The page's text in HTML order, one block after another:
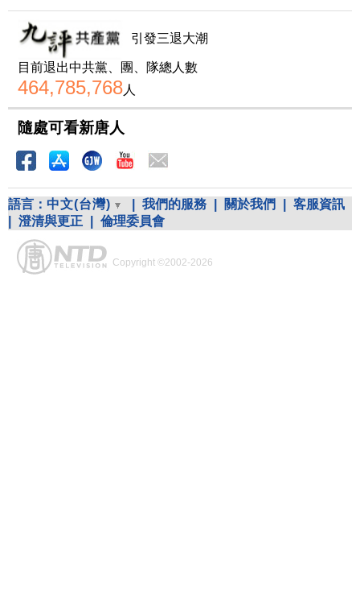
引發三退大潮
目前退出中共黨、團、隊總人數
464,785,768人
隨處可看新唐人
語言： 中文(台灣) 我們的服務 關於我們
客服資訊
澄清與更正 倫理委員會
Copyright ©2002-2026